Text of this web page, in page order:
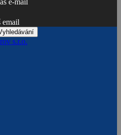
e-mail
email
s.r.o.